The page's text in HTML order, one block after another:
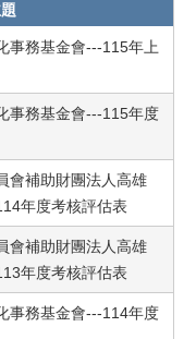
事務基金會---115年上
事務基金會---115年度
會補助財團法人高雄
年度考核評估表
會補助財團法人高雄
年度考核評估表
事務基金會---114年度